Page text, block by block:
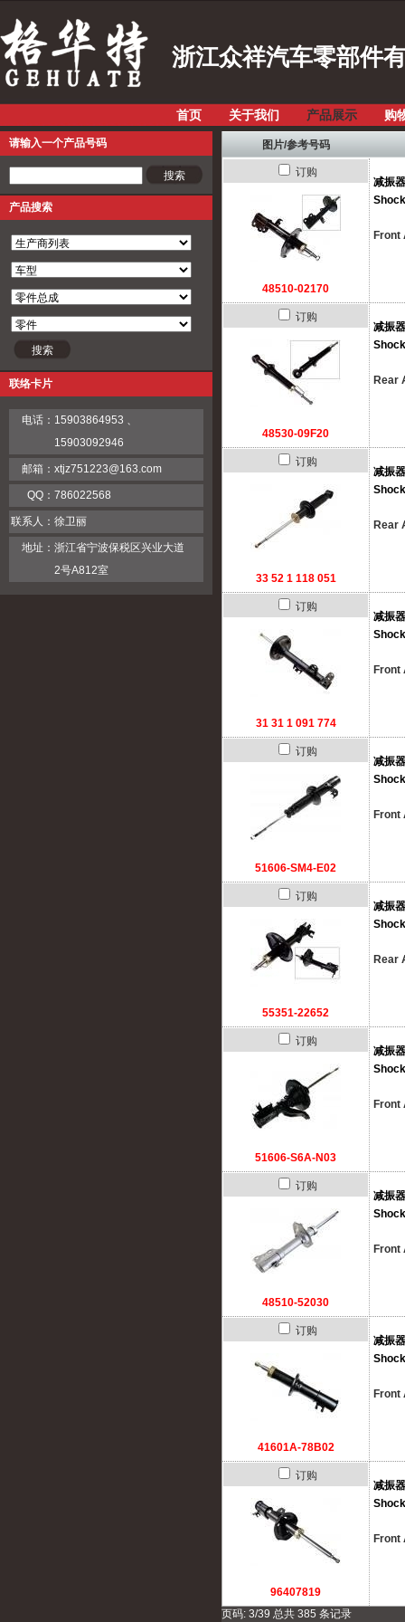
浙江众祥汽车零部件
首页 关于我们 产品展示 购
图片/参考号码
订购
48510-02170
减振器
Front
订购
48530-09F20
减振器
Rear
订购
33 52 1 118 051
减振器
Rear
订购
31 31 1 091 774
减振器
Front
订购
51606-SM4-E02
减振器
Front
订购
55351-22652
减振器
Rear
订购
51606-S6A-N03
减振器
Front
订购
48510-52030
减振器
Front
订购
41601A-78B02
减振器
Front
订购
96407819
减振器
Front
页码: 3/39 总共 385 条记录
请输入一个产品号码
产品搜索
联络卡片
电话： 15903864953 、
15903092946
邮箱： xtjz751223@163.com
QQ： 786022568
联系人： 徐卫丽
地址： 浙江省宁波保税区兴业大道
2号A812室